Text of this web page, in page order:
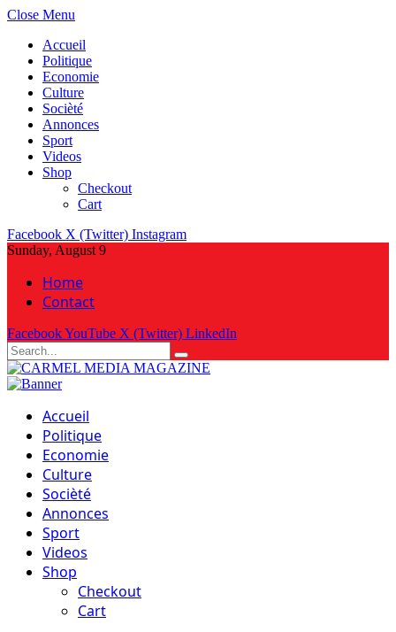
Close Menu
Accueil
Politique
Economie
Culture
Socièté
Annonces
Sport
Videos
Shop
Checkout
Cart
Facebook X (Twitter) Instagram
Sunday, August 9
Home
Contact
FacebookYouTube X (Twitter) LinkedIn
Accueil
Politique
Economie
Culture
Socièté
Annonces
Sport
Videos
Shop
Checkout
Cart